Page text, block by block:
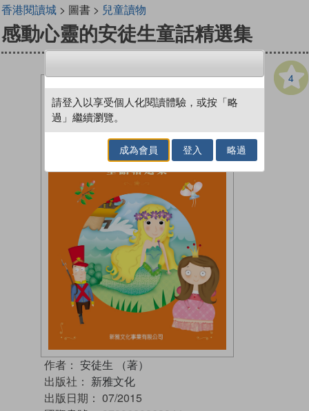
香港閱讀城> 圖書 > 兒童讀物
感動心靈的安徒生童話精選集
4
作者： 安徒生 （著）
出版社： 新雅文化
出版日期： 07/2015
請登入以享受個人化閱讀體驗，或按「略
過」繼續瀏覽。
成為會員 登入 略過